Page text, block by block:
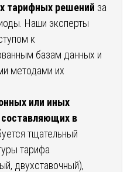
тарифных решений за
Наши эксперты
к
базам данных и
методами их
или иных
в
тщательный
тарифа
двухставочный),